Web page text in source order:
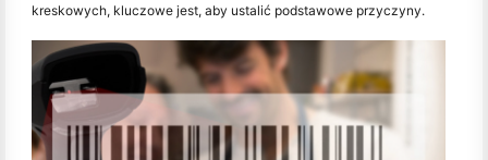
kreskowych, kluczowe jest, aby ustalić podstawowe przyczyny.